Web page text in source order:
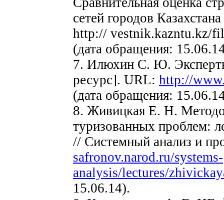
сетей городов
http:// vestnik.kazntu.kz/
(дата обращения:
7. Илюхин С. Ю.
ресурс]. URL: http://
(дата обращения:
8. Живицкая Е. Н.
туризованных проблем:
// Системный анализ и
safronov.narod.ru/systems-
analysis/lectures/
15.06.14).